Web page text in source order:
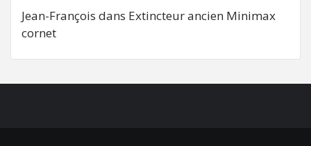
Jean-François dans Extincteur ancien Minimax
cornet